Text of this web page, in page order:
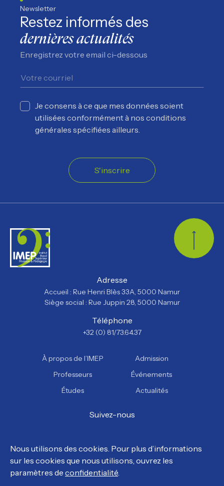
Newsletter
Restez informés des
dernières actualités
Enregistrez votre email ci-dessous
Je consens à ce que mes données soient
utilisées conformément à nos conditions
générales spécifiées ailleurs.
S'inscrire
Adresse
Accueil : Rue Henri Blès 33A, 5000 Namur
Siège social : Rue Juppin 28, 5000 Namur
Téléphone
+32 (0) 81/73.64.37
À propos de l’IMEP
Professeurs
Études
Admission
Événements
Actualités
Suivez-nous
© Tous droits réservés, IMEP 2026.
Nous utilisons des cookies. Pour plus d’informations
sur les cookies que nous utilisons, ouvrez les
paramètres de confidentialité.